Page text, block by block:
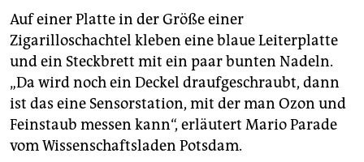
fragen & hilfe
unterstützen
abo
genossenschaft
Auf einer Platte in der Größe einer
Zigarilloschachtel kleben eine blaue Leiterplatte
und ein Steckbrett mit ein paar bunten Nadeln.
„Da wird noch ein Deckel draufgeschraubt, dann
ist das eine Sensorstation, mit der man Ozon und
Feinstaub messen kann“, erläutert Mario Parade
vom Wissenschaftsladen Potsdam.